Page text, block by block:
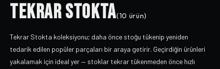
TEKRAR STOKTA(10 ürün)
Tekrar Stokta koleksiyonu; daha önce stoğu tükenip yeniden
tedarik edilen popüler parçaları bir araya getirir. Geçirdiğin ürünleri
yakalamak için ideal yer — stoklar tekrar tükenmeden önce hızlı